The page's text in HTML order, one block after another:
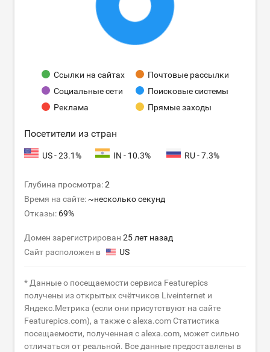
Ссылки на сайтах
Почтовые рассылки
Социальные сети
Поисковые системы
Реклама
Прямые заходы
Посетители из стран
US - 23.1% IN - 10.3% RU - 7.3%
Глубина просмотра:2
Время на сайте: ~несколько секунд
Отказы: 69%
Домен зарегистрирован 25 лет назад
Сайт расположен в
US
* Данные о посещаемости сервиса Featurepics
получены из открытых счётчиков Liveinternet и
Яндекс.Метрика (если они присутствуют на сайте
Featurepics.com), а также с alexa.com Статистика
посещаемости, полученная с alexa.com, может сильно
отличаться от реальной. Все данные предоставлены в